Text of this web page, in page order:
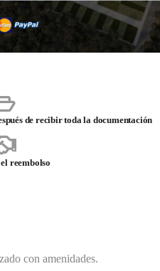
de recibir toda la documentación
reembolso
con amenidades.